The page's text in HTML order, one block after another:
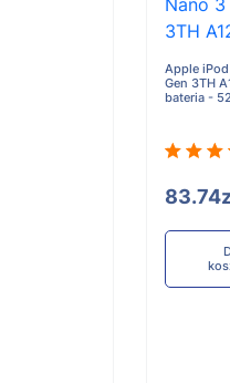
Apple
Gen 3TH
bateria -